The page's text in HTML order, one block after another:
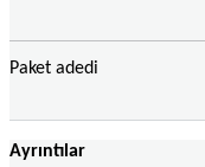
Paket adedi
Ayrıntılar